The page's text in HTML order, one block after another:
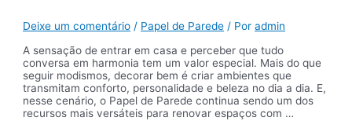
Deixe um comentário / Papel de Parede / Poradmin
A sensação de entrar em casa e perceber que tudo
conversa em harmonia tem um valor especial. Mais do que
seguir modismos, decorar bem é criar ambientes que
transmitam conforto, personalidade e beleza no dia a dia. E,
nesse cenário, o Papel de Parede continua sendo um dos
recursos mais versáteis para renovar espaços com …